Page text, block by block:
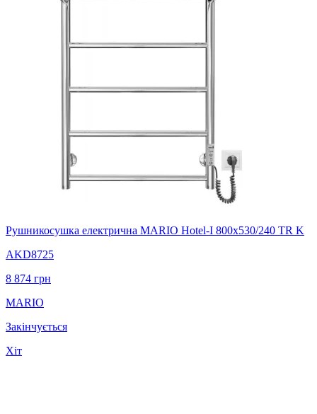
Рушникосушка електрична MARIO Hotel-І 800х530/240 TR K
AKD8725
8 874 грн
MARIO
Закінчується
Хіт